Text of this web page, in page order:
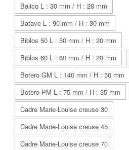
Balico L : 30 mm / H : 28 mm
Batave L : 90 mm / H : 30 mm
Biblos 50 L : 50 mm / H : 20 mm
Biblos 60 L : 60 mm / H : 20 mm
Botero GM L : 140 mm / H : 50 mm
Botero PM L : 75 mm / H : 35 mm
Cadre Marie-Louise creuse 30
Cadre Marie-Louise creuse 45
Cadre Marie-Louise creuse 70